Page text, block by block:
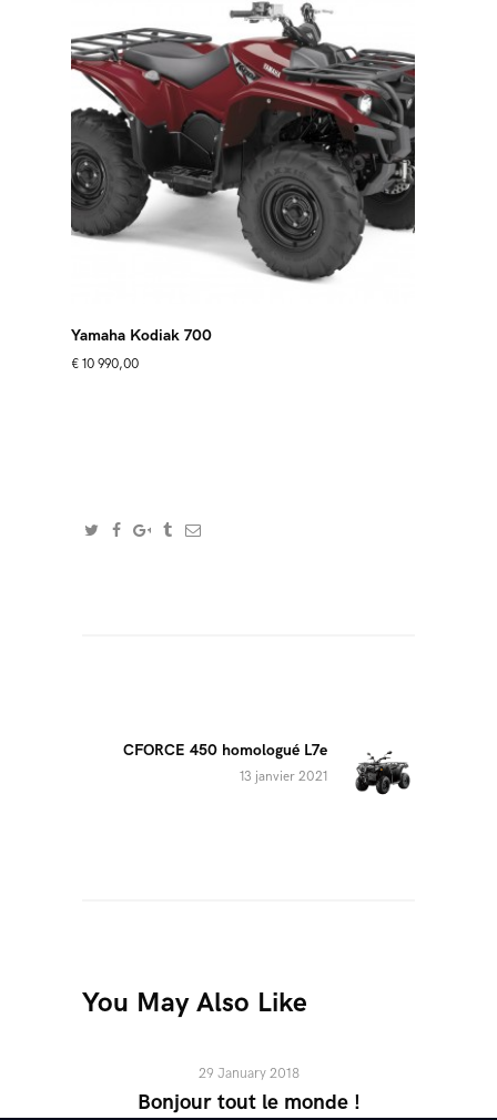
Yamaha Kodiak 700
€ 10 990,00
post:
CFORCE 450 homologué L7e
13 janvier 2021
You May Also Like
29 January 2018
Bonjour tout le monde !